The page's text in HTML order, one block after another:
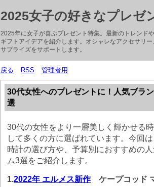
2025女子の好きなプレゼ
2025年に女子が喜ぶプレゼント特集。最新のトレンド
ギフトアイデアを紹介します。オシャレなアクセサリ
サプライズをサポートします。
戻る RSS 管理者用
30代女性へのプレゼントに！人気ブラ
選
30代の女性をより一層美しく輝かせる
して多くの方に選ばれています。今回
時計の選び方や、予算別におすすめの
ム3選をご紹介します。
1.2022年 エルメス新作ケープコッド